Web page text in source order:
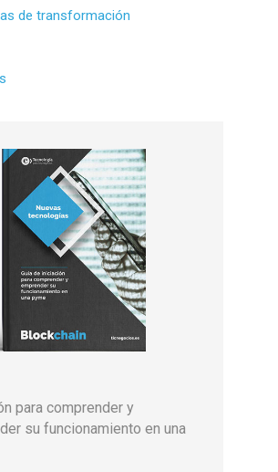
de transformación
para comprender y
su funcionamiento en una